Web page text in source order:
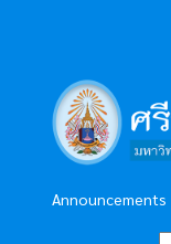
Announcements